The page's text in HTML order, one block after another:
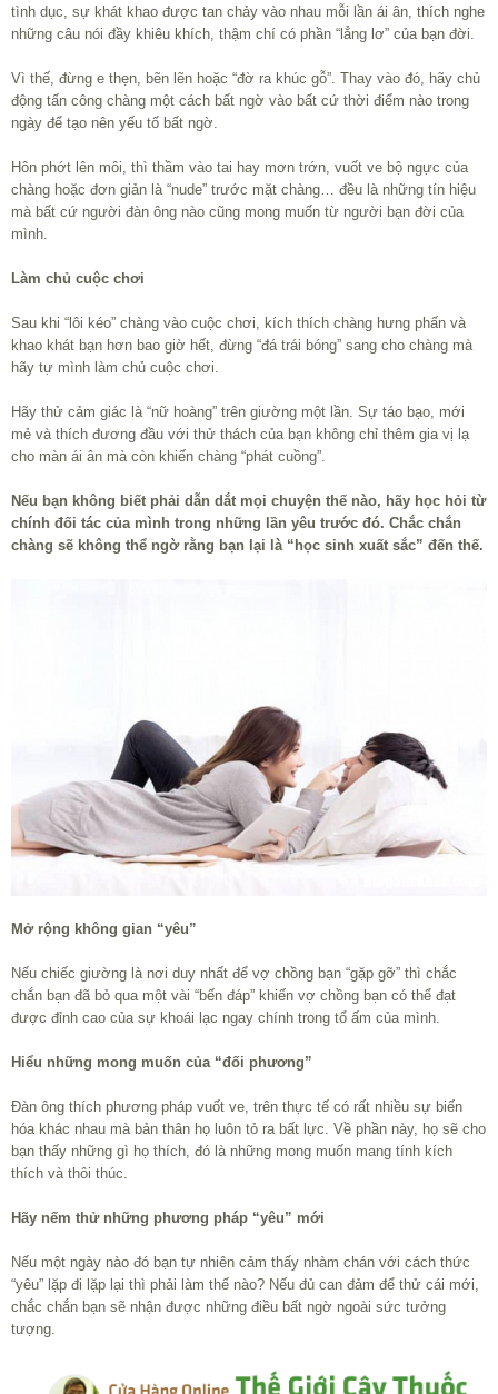
tình dục, sự khát khao được tan chảy vào nhau mỗi lần ái ân, thích nghe
những câu nói đầy khiêu khích, thậm chí có phần “lẳng lơ” của bạn đời.
Vì thế, đừng e thẹn, bẽn lẽn hoặc “đờ ra khúc gỗ”. Thay vào đó, hãy chủ
động tấn công chàng một cách bất ngờ vào bất cứ thời điểm nào trong
ngày để tạo nên yếu tố bất ngờ.
Hôn phớt lên môi, thì thầm vào tai hay mơn trớn, vuốt ve bộ ngực của
chàng hoặc đơn giản là “nude” trước mặt chàng… đều là những tín hiệu
mà bất cứ người đàn ông nào cũng mong muốn từ người bạn đời của
mình.
Làm chủ cuộc chơi
Sau khi “lôi kéo” chàng vào cuộc chơi, kích thích chàng hưng phấn và
khao khát bạn hơn bao giờ hết, đừng “đá trái bóng” sang cho chàng mà
hãy tự mình làm chủ cuộc chơi.
Hãy thử cảm giác là “nữ hoàng” trên giường một lần. Sự táo bạo, mới
mẻ và thích đương đầu với thử thách của bạn không chỉ thêm gia vị lạ
cho màn ái ân mà còn khiến chàng “phát cuồng”.
Nếu bạn không biết phải dẫn dắt mọi chuyện thế nào, hãy học hỏi từ
chính đối tác của mình trong những lần yêu trước đó. Chắc chắn
chàng sẽ không thể ngờ rằng bạn lại là “học sinh xuất sắc” đến thế.
Mở rộng không gian “yêu”
Nếu chiếc giường là nơi duy nhất để vợ chồng bạn “gặp gỡ” thì chắc
chắn bạn đã bỏ qua một vài “bến đáp” khiến vợ chồng bạn có thể đạt
được đỉnh cao của sự khoái lạc ngay chính trong tổ ấm của mình.
Hiểu những mong muốn của “đối phương”
Đàn ông thích phương pháp vuốt ve, trên thực tế có rất nhiều sự biến
hóa khác nhau mà bản thân họ luôn tỏ ra bất lực. Về phần này, họ sẽ cho
bạn thấy những gì họ thích, đó là những mong muốn mang tính kích
thích và thôi thúc.
Hãy nếm thử những phương pháp “yêu” mới
Nếu một ngày nào đó bạn tự nhiên cảm thấy nhàm chán với cách thức
“yêu” lặp đi lặp lại thì phải làm thế nào? Nếu đủ can đảm để thử cái mới,
chắc chắn bạn sẽ nhận được những điều bất ngờ ngoài sức tưởng
tượng.